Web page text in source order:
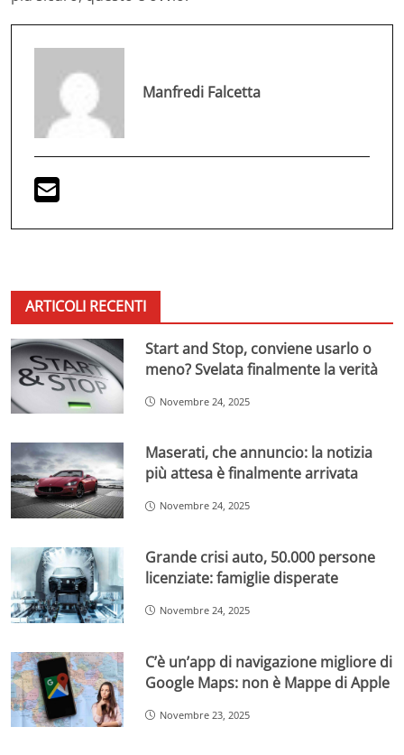
Manfredi Falcetta
ARTICOLI RECENTI
Start and Stop, conviene usarlo o
meno? Svelata finalmente la verità
Novembre 24, 2025
Maserati, che annuncio: la notizia
più attesa è finalmente arrivata
Novembre 24, 2025
Grande crisi auto, 50.000 persone
licenziate: famiglie disperate
Novembre 24, 2025
C’è un’app di navigazione migliore di
Google Maps: non è Mappe di Apple
Novembre 23, 2025